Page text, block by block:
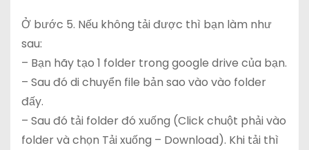
Ở bước 5. Nếu không tải được thì bạn làm như
sau:
– Bạn hãy tạo 1 folder trong google drive của bạn.
– Sau đó di chuyển file bản sao vào vào folder
đấy.
– Sau đó tải folder đó xuống (Click chuột phải vào
folder và chọn Tải xuống – Download). Khi tải thì